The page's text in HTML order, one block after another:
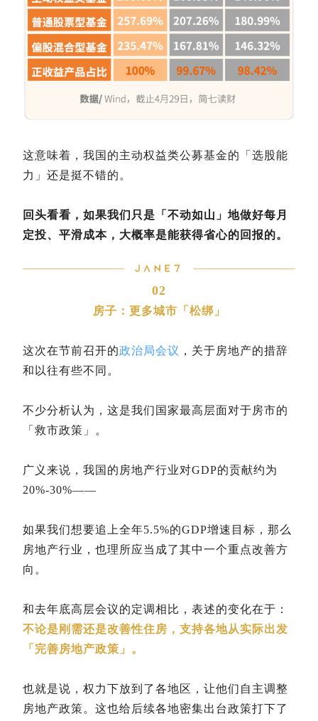
这意味着，我国的主动权益类公募基金的「选股能
力」还是挺不错的。
回头看看，如果我们只是「不动如山」地做好每月
定投、平滑成本，大概率是能获得省心的回报的。
02
房子：更多城市「松绑」
这次在节前召开的政治局会议 ，关于房地产的措辞
和以往有些不同。
不少分析认为，这是我们国家最高层面对于房市的
「救市政策」。
广义来说，我国的房地产行业对GDP的贡献约为
20%-30%——
如果我们想要追上全年5.5%的GDP增速目标，那么
房地产行业，也理所应当成了其中一个重点改善方
向。
和去年底高层会议的定调相比，表述的变化在于：
不论是刚需还是改善性住房，支持各地从实际出发
「完善房地产政策」。
也就是说，权力下放到了各地区，让他们自主调整
房地产政策。这也给后续各地密集出台政策打下了